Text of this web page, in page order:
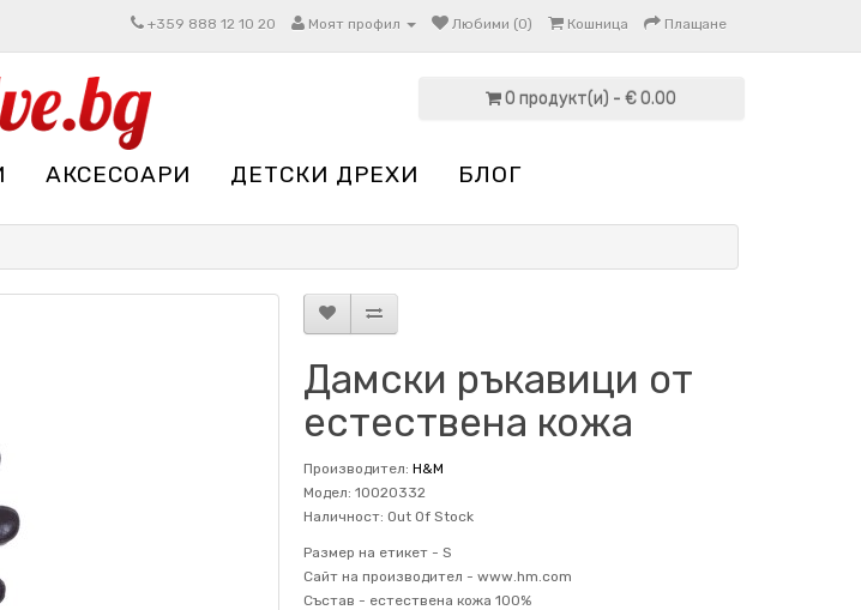
+359 888 12 10 20 Моят профил Любими (0) Кошница Плащане
0 продукт(и) - € 0.00
АКСЕСОАРИ ДЕТСКИ ДРЕХИ БЛОГ
Дамски ръкавици от
естествена кожа
Производител: H&M
Модел: 10020332
Наличност: Out Of Stock
Размер на етикет - S
Сайт на производител - www.hm.com
Състав - естествена кожа 100%